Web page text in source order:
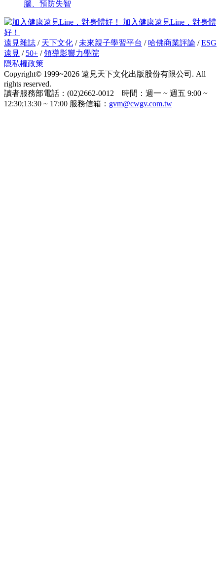
腦、預防失智
加入健康遠見Line，對身體
好！
遠見雜誌 / 天下文化 / 未來親子學習平台 / 哈佛商業評論 /ESG
遠見 / 50+ /領導影響力學院
隱私權政策
Copyright© 1999~2026 遠見天下文化出版股份有限公司. All
rights reserved.
讀者服務部電話：(02)2662-0012 時間：週一 ~ 週五 9:00 ~
12:30;13:30 ~ 17:00 服務信箱： gvm@cwgv.com.tw